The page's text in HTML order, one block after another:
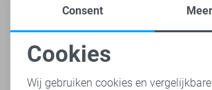
Nieuwe Lady Day
2026 bij Sans: stijl en comfort in
travelkwaliteit
Het najaar vraagt om kleding die
Noodzakelijke cookies
Consent
Cookies
Wij gebruiken cookies en